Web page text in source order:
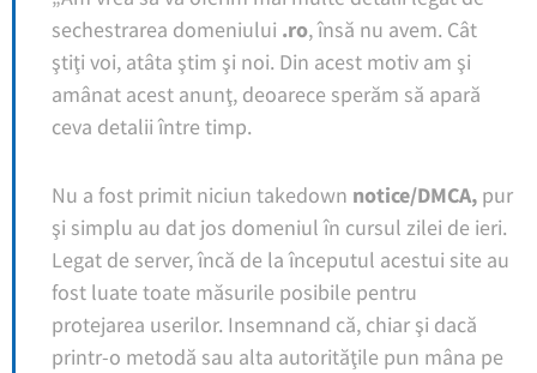
sechestrarea domeniului .ro, însă nu avem. Cât
ştiţi voi, atâta ştim şi noi. Din acest motiv am şi
amânat acest anunţ, deoarece sperăm să apară
ceva detalii între timp.
Nu a fost primit niciun takedown notice/DMCA, pur
şi simplu au dat jos domeniul în cursul zilei de ieri.
Legat de server, încă de la începutul acestui site au
fost luate toate măsurile posibile pentru
protejarea userilor. Insemnand că, chiar şi dacă
printr-o metodă sau alta autorităţile pun mâna pe